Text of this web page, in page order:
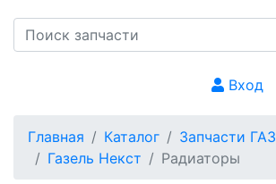
Вход
Главная Каталог
Запчасти ГАЗ
Газель Некст
Радиаторы